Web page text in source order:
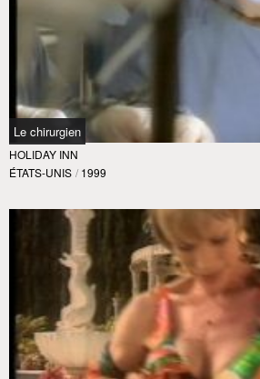
Le chirurgien
HOLIDAY INN
ÉTATS-UNIS / 1999